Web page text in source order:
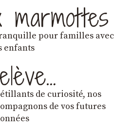
marmottes
pour familles avec
enfants
de curiosité, nos
de vos futures